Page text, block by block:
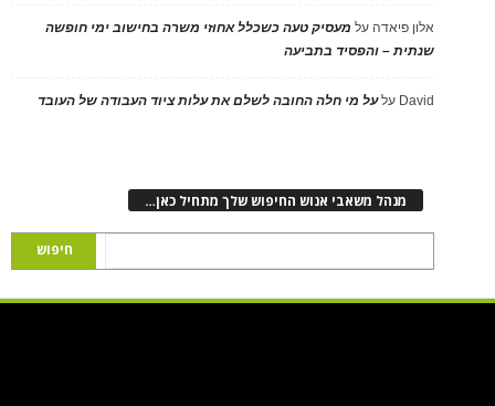
אלון פיאדה על מעסיק טעה כשכלל אחוזי משרה בחישוב ימי חופשה
שנתית – והפסיד בתביעה
David עלעל מי חלה החובה לשלם את עלות ציוד העבודה של העובד
מנהל משאבי אנוש החיפוש שלך מתחיל כאן…